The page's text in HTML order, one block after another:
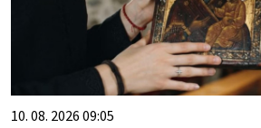
10. 08. 2026 09:05